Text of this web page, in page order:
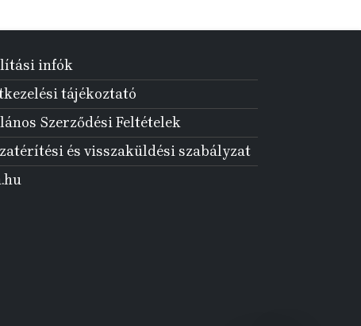
infók
tájékoztató
Szerződési Feltételek
és visszaküldési szabályzat